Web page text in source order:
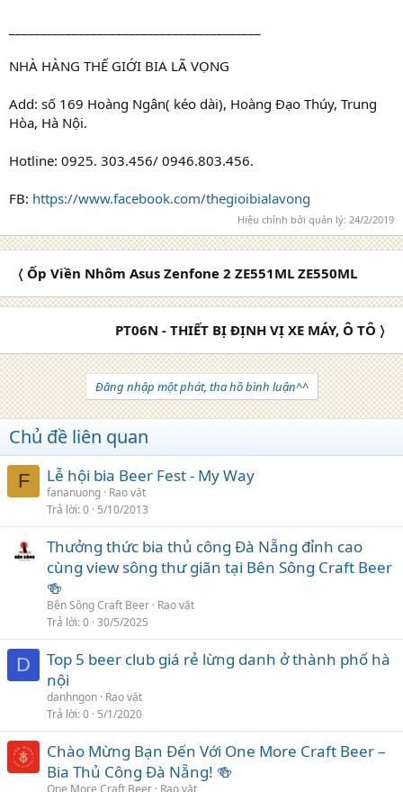
NHÀ HÀNG THẾ GIỚI BIA LÃ VỌNG
Add: số 169 Hoàng Ngân( kéo dài), Hoàng Đạo Thúy, Trung
Hòa, Hà Nội.
Hotline: 0925. 303.456/ 0946.803.456.
FB: https://www.facebook.com/thegioibialavong
Hiệu chỉnh bởi quản lý: 24/2/2019
〈 Ốp Viền Nhôm Asus Zenfone 2 ZE551ML ZE550ML
PT06N - THIẾT BỊ ĐỊNH VỊ XE MÁY, Ô TÔ 〉
Đăng nhập một phát, tha hồ bình luận^^
Chủ đề liên quan
F Lễ hội bia Beer Fest - My Way
fananuong Rao vặt
Trả lời 0 5/10/2013
Thưởng thức bia thủ công Đà Nẵng đỉnh cao
cùng view sông thư giãn tại Bên Sông Craft Beer
🍻
Bên Sông Craft Beer Rao vặt
Trả lời 0 30/5/2025
D
Top 5 beer club giá rẻ lừng danh ở thành phố hà
nội
danhngon Rao vặt
Trả lời 0 5/1/2020
Chào Mừng Bạn Đến Với One More Craft Beer –
Bia Thủ Công Đà Nẵng! 🍻
One More Craft Beer Rao vặt